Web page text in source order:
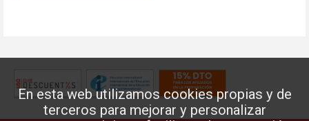
En esta web utilizamos cookies propias y de
terceros para mejorar y personalizar